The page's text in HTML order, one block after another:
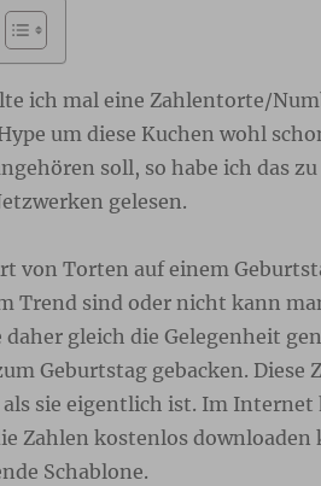
ich mal eine Zahlentorte/
um diese Kuchen wohl
soll, so habe ich das
gelesen.
von Torten auf einem
Trend sind oder nicht kann
daher gleich die Gelegenheit
Geburtstag gebacken. Diese
als sie eigentlich ist. Im Internet
Zahlen kostenlos
Schablone.